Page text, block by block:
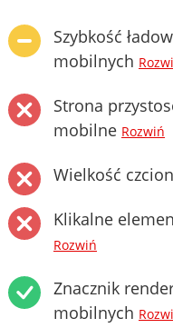
Szybkość
mobilnych
Strona
mobilne Rozwiń
Wielkość
Klikalne
Rozwiń
Znacznik
mobilnych